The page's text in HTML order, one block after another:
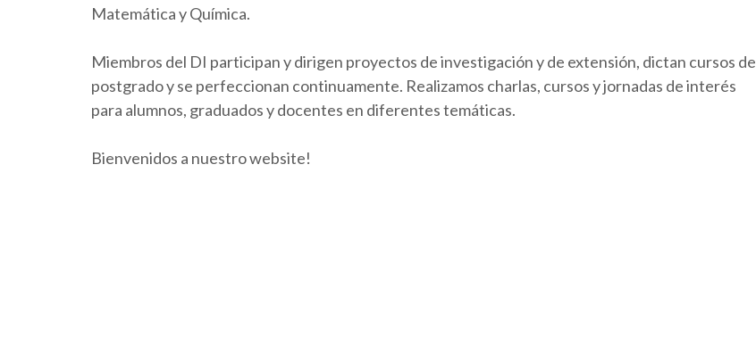
Matemática y Química.
Miembros del DI participan y dirigen proyectos de investigación y de extensión, dictan cursos de
postgrado y se perfeccionan continuamente. Realizamos charlas, cursos y jornadas de interés
para alumnos, graduados y docentes en diferentes temáticas.
Bienvenidos a nuestro website!